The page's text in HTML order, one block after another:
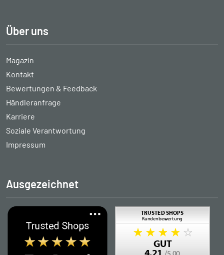
Über uns
Magazin
Kontakt
Bewertungen & Feedback
Händleranfrage
Karriere
Soziale Verantwortung
Impressum
Ausgezeichnet